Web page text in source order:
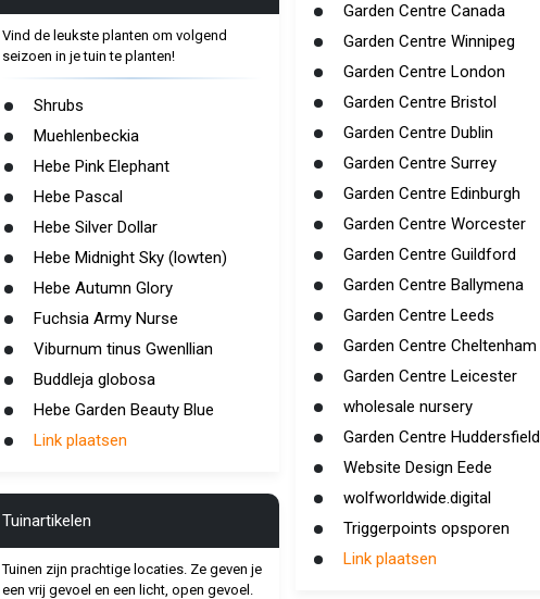
Vind de leukste planten om volgend
seizoen in je tuin te planten!
Shrubs
Muehlenbeckia
Hebe Pink Elephant
Hebe Pascal
Hebe Silver Dollar
Hebe Midnight Sky (lowten)
Hebe Autumn Glory
Fuchsia Army Nurse
Viburnum tinus Gwenllian
Buddleja globosa
Hebe Garden Beauty Blue
Link plaatsen
Tuinartikelen
Tuinen zijn prachtige locaties. Ze geven je
een vrij gevoel en een licht, open gevoel.
Garden Centre Canada
Garden Centre Winnipeg
Garden Centre London
Garden Centre Bristol
Garden Centre Dublin
Garden Centre Surrey
Garden Centre Edinburgh
Garden Centre Worcester
Garden Centre Guildford
Garden Centre Ballymena
Garden Centre Leeds
Garden Centre Cheltenham
Garden Centre Leicester
wholesale nursery
Garden Centre Huddersfield
Website Design Eede
wolfworldwide.digital
Triggerpoints opsporen
Link plaatsen